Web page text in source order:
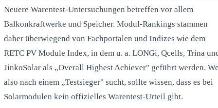
Neuere Warentest-Untersuchungen betreffen vor allem
Balkonkraftwerke und Speicher. Modul-Rankings stammen
daher überwiegend von Fachportalen und Indizes wie dem
RETC PV Module Index, in dem u. a. LONGi, Qcells, Trina
JinkoSolar als „Overall Highest Achiever" geführt werden.
also nach einem „Testsieger" sucht, sollte wissen, dass es bei
Solarmodulen kein offizielles Warentest-Urteil gibt.